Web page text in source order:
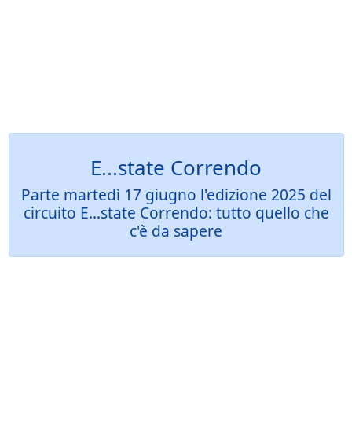
E...state Correndo
Parte martedì 17 giugno l'edizione 2025 del
circuito E...state Correndo: tutto quello che
c'è da sapere